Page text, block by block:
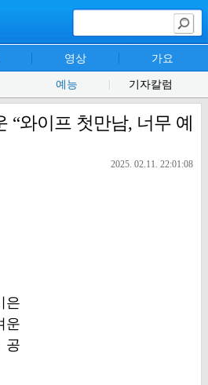
영상 가요
예능 기자칼럼
“와이프 첫만남, 너무 예
2025. 02.11. 22:01:08
은
운
공